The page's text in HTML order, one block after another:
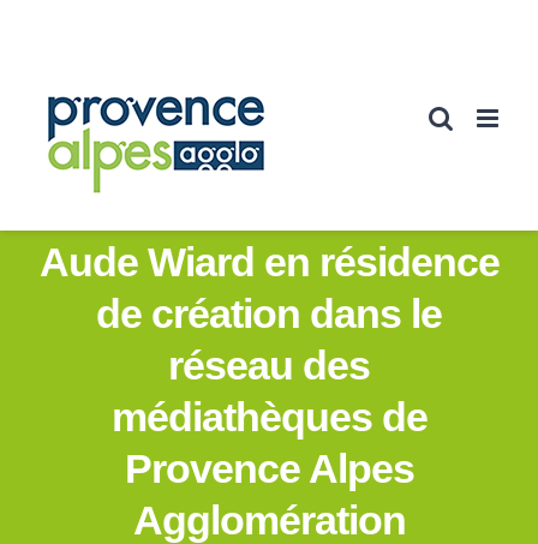
Aude Wiard en résidence
de création dans le
réseau des
médiathèques de
Provence Alpes
Agglomération